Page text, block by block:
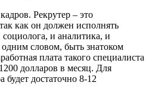
Рекрутер – это
как он должен исполнять
и аналитика, и
словом, быть знатоком
плата такого специалиста
долларов в месяц. Для
будет достаточно 8-12